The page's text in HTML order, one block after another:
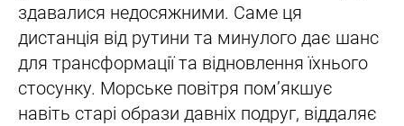
здавалися недосяжними. Саме ця
дистанція від рутини та минулого дає шанс
для трансформації та відновлення їхнього
стосунку. Морське повітря пом’якшує
навіть старі образи давніх подруг, віддаляє